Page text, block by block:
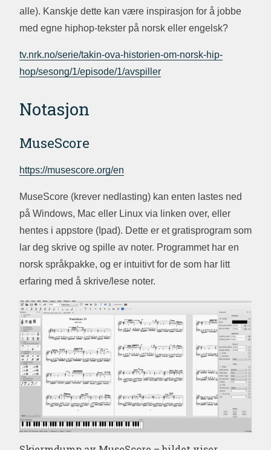
alle). Kanskje dette kan være inspirasjon for å jobbe
med egne hiphop-tekster på norsk eller engelsk?
tv.nrk.no/serie/takin-ova-historien-om-norsk-hip-
hop/sesong/1/episode/1/avspiller
Notasjon
MuseScore
https://musescore.org/en
MuseScore (krever nedlasting) kan enten lastes ned
på Windows, Mac eller Linux via linken over, eller
hentes i appstore (Ipad). Dette er et gratisprogram som
lar deg skrive og spille av noter. Programmet har en
norsk språkpakke, og er intuitivt for de som har litt
erfaring med å skrive/lese noter.